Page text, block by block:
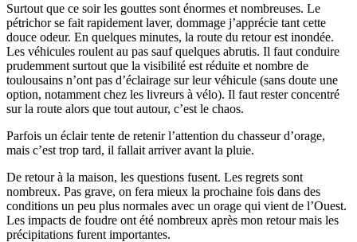
Surtout que ce soir les gouttes sont énormes et nombreuses. Le
pétrichor se fait rapidement laver, dommage j’apprécie tant cette
douce odeur. En quelques minutes, la route du retour est inondée.
Les véhicules roulent au pas sauf quelques abrutis. Il faut conduire
prudemment surtout que la visibilité est réduite et nombre de
toulousains n’ont pas d’éclairage sur leur véhicule (sans doute une
option, notamment chez les livreurs à vélo). Il faut rester concentré
sur la route alors que tout autour, c’est le chaos.
Parfois un éclair tente de retenir l’attention du chasseur d’orage,
mais c’est trop tard, il fallait arriver avant la pluie.
De retour à la maison, les questions fusent. Les regrets sont
nombreux. Pas grave, on fera mieux la prochaine fois dans des
conditions un peu plus normales avec un orage qui vient de l’Ouest.
Les impacts de foudre ont été nombreux après mon retour mais les
précipitations furent importantes.